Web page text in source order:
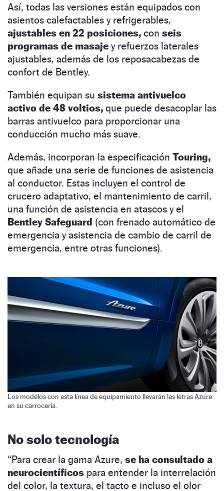
Así, todas las versiones están equipados con
asientos calefactables y refrigerables,
ajustables en 22 posiciones, con seis
programas de masaje y refuerzos laterales
ajustables, además de los reposacabezas de
confort de Bentley.
También equipan su sistema antivuelco
activo de 48 voltios, que puede desacoplar las
barras antivuelco para proporcionar una
conducción mucho más suave.
Además, incorporan la especificación Touring,
que añade una serie de funciones de asistencia
al conductor. Estas incluyen el control de
crucero adaptativo, el mantenimiento de carril,
una función de asistencia en atascos y el
Bentley Safeguard (con frenado automático de
emergencia y asistencia de cambio de carril de
emergencia, entre otras funciones).
Los modelos con esta línea de equipamiento llevarán las letras Azure
en su carrocería.
No solo tecnología
“Para crear la gama Azure, se ha consultado a
neurocientíficos para entender la interrelación
del color, la textura, el tacto e incluso el olor